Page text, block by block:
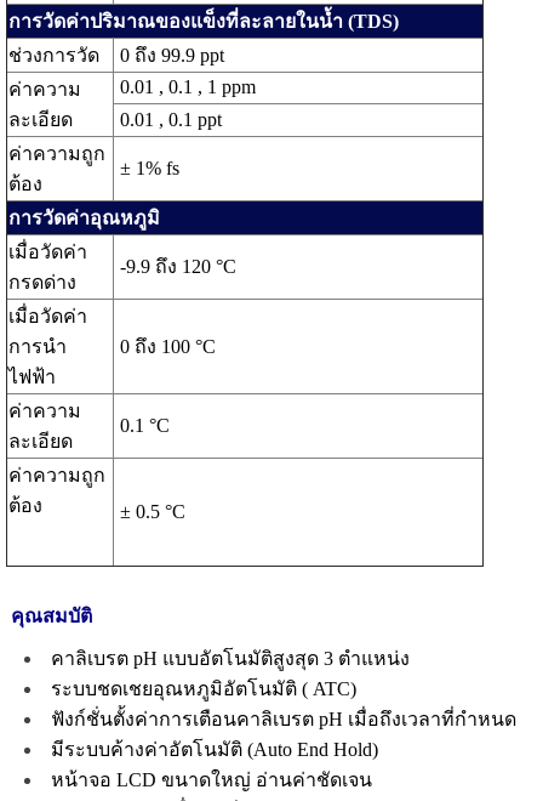
การวัดค่าปริมาณของแข็งที่ละลายในน้ำ (TDS)
ช่วงการวัด
0 ถึง 99.9 ppt
ค่าความ
ละเอียด
0.01 , 0.1 , 1 ppm
0.01 , 0.1 ppt
ค่าความถูก
ต้อง
± 1% fs
การวัดค่าอุณหภูมิ
เมื่อวัดค่า
กรดด่าง
-9.9 ถึง 120 °C
เมื่อวัดค่า
การนำ
ไฟฟ้า
0 ถึง 100 °C
ค่าความ
ละเอียด
0.1 °C
ค่าความถูก
ต้อง
± 0.5 °C
คุณสมบัติ
คาลิเบรต pH แบบอัตโนมัติสูงสุด 3 ตำแหน่ง
ระบบชดเชยอุณหภูมิอัตโนมัติ ( ATC)
ฟังก์ชั่นตั้งค่าการเตือนคาลิเบรต pH เมื่อถึงเวลาที่กำหนด
มีระบบค้างค่าอัตโนมัติ (Auto End Hold)
หน้าจอ LCD ขนาดใหญ่ อ่านค่าชัดเจน